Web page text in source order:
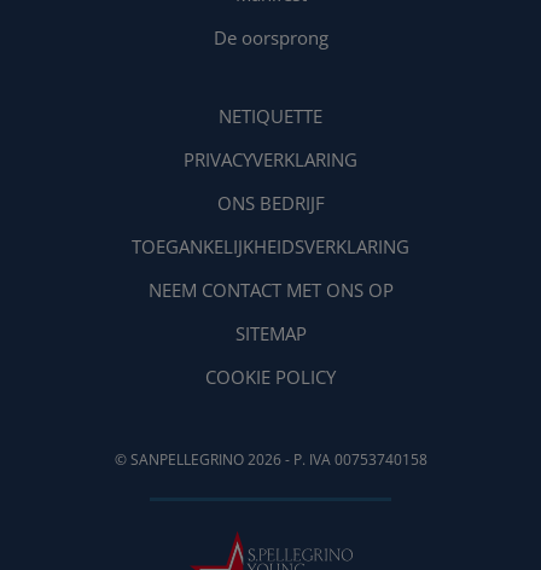
De oorsprong
NETIQUETTE
PRIVACYVERKLARING
ONS BEDRIJF
TOEGANKELIJKHEIDSVERKLARING
NEEM CONTACT MET ONS OP
SITEMAP
COOKIE POLICY
© SANPELLEGRINO 2026 - P. IVA 00753740158